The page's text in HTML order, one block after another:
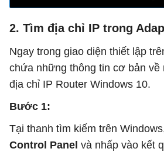
2. Tìm địa chỉ IP trong
Ngay trong giao diện thiết lập
chứa những thông tin cơ bản về
địa chỉ IP Router Windows 10.
Bước 1:
Tại thanh tìm kiếm trên
Control Panel và nhấp vào kết